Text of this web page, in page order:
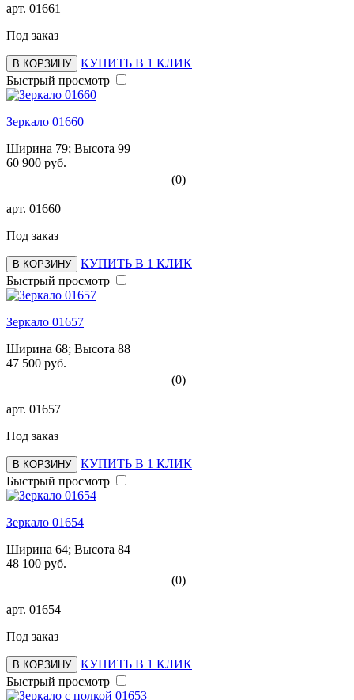
арт. 01661
Под заказ
В КОРЗИНУ
КУПИТЬ В 1 КЛИК
Быстрый просмотр
Зеркало 01660
Ширина 79; Высота 99
60 900 руб.
(0)
арт. 01660
Под заказ
В КОРЗИНУ
КУПИТЬ В 1 КЛИК
Быстрый просмотр
Зеркало 01657
Ширина 68; Высота 88
47 500 руб.
(0)
арт. 01657
Под заказ
В КОРЗИНУ
КУПИТЬ В 1 КЛИК
Быстрый просмотр
Зеркало 01654
Ширина 64; Высота 84
48 100 руб.
(0)
арт. 01654
Под заказ
В КОРЗИНУ
КУПИТЬ В 1 КЛИК
Быстрый просмотр